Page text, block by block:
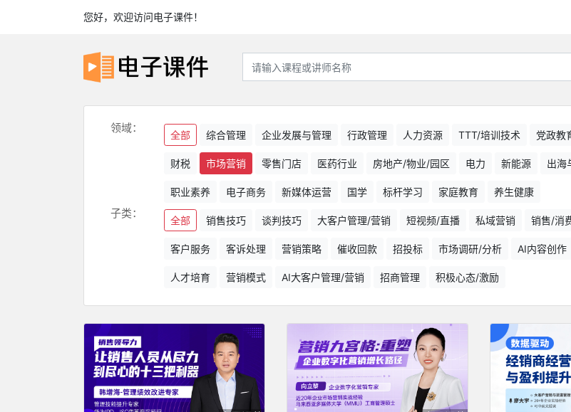
您好，欢迎访问电子课件！
领域：
全部 综合管理 企业发展与管理 行政管理 人力资源 TTT/培训技术 党政教
财税 市场营销 零售门店 医药行业 房地产/物业/园区 电力 新能源 出海
职业素养 电子商务 新媒体运营 国学 标杆学习 家庭教育 养生健康
子类：
全部 销售技巧 谈判技巧 大客户管理/营销 短视频/直播 私域营销 销售/消
客户服务 客诉处理 营销策略 催收回款 招投标 市场调研/分析 AI内容创作
人才培育 营销模式 AI大客户管理/营销 招商管理 积极心态/激励